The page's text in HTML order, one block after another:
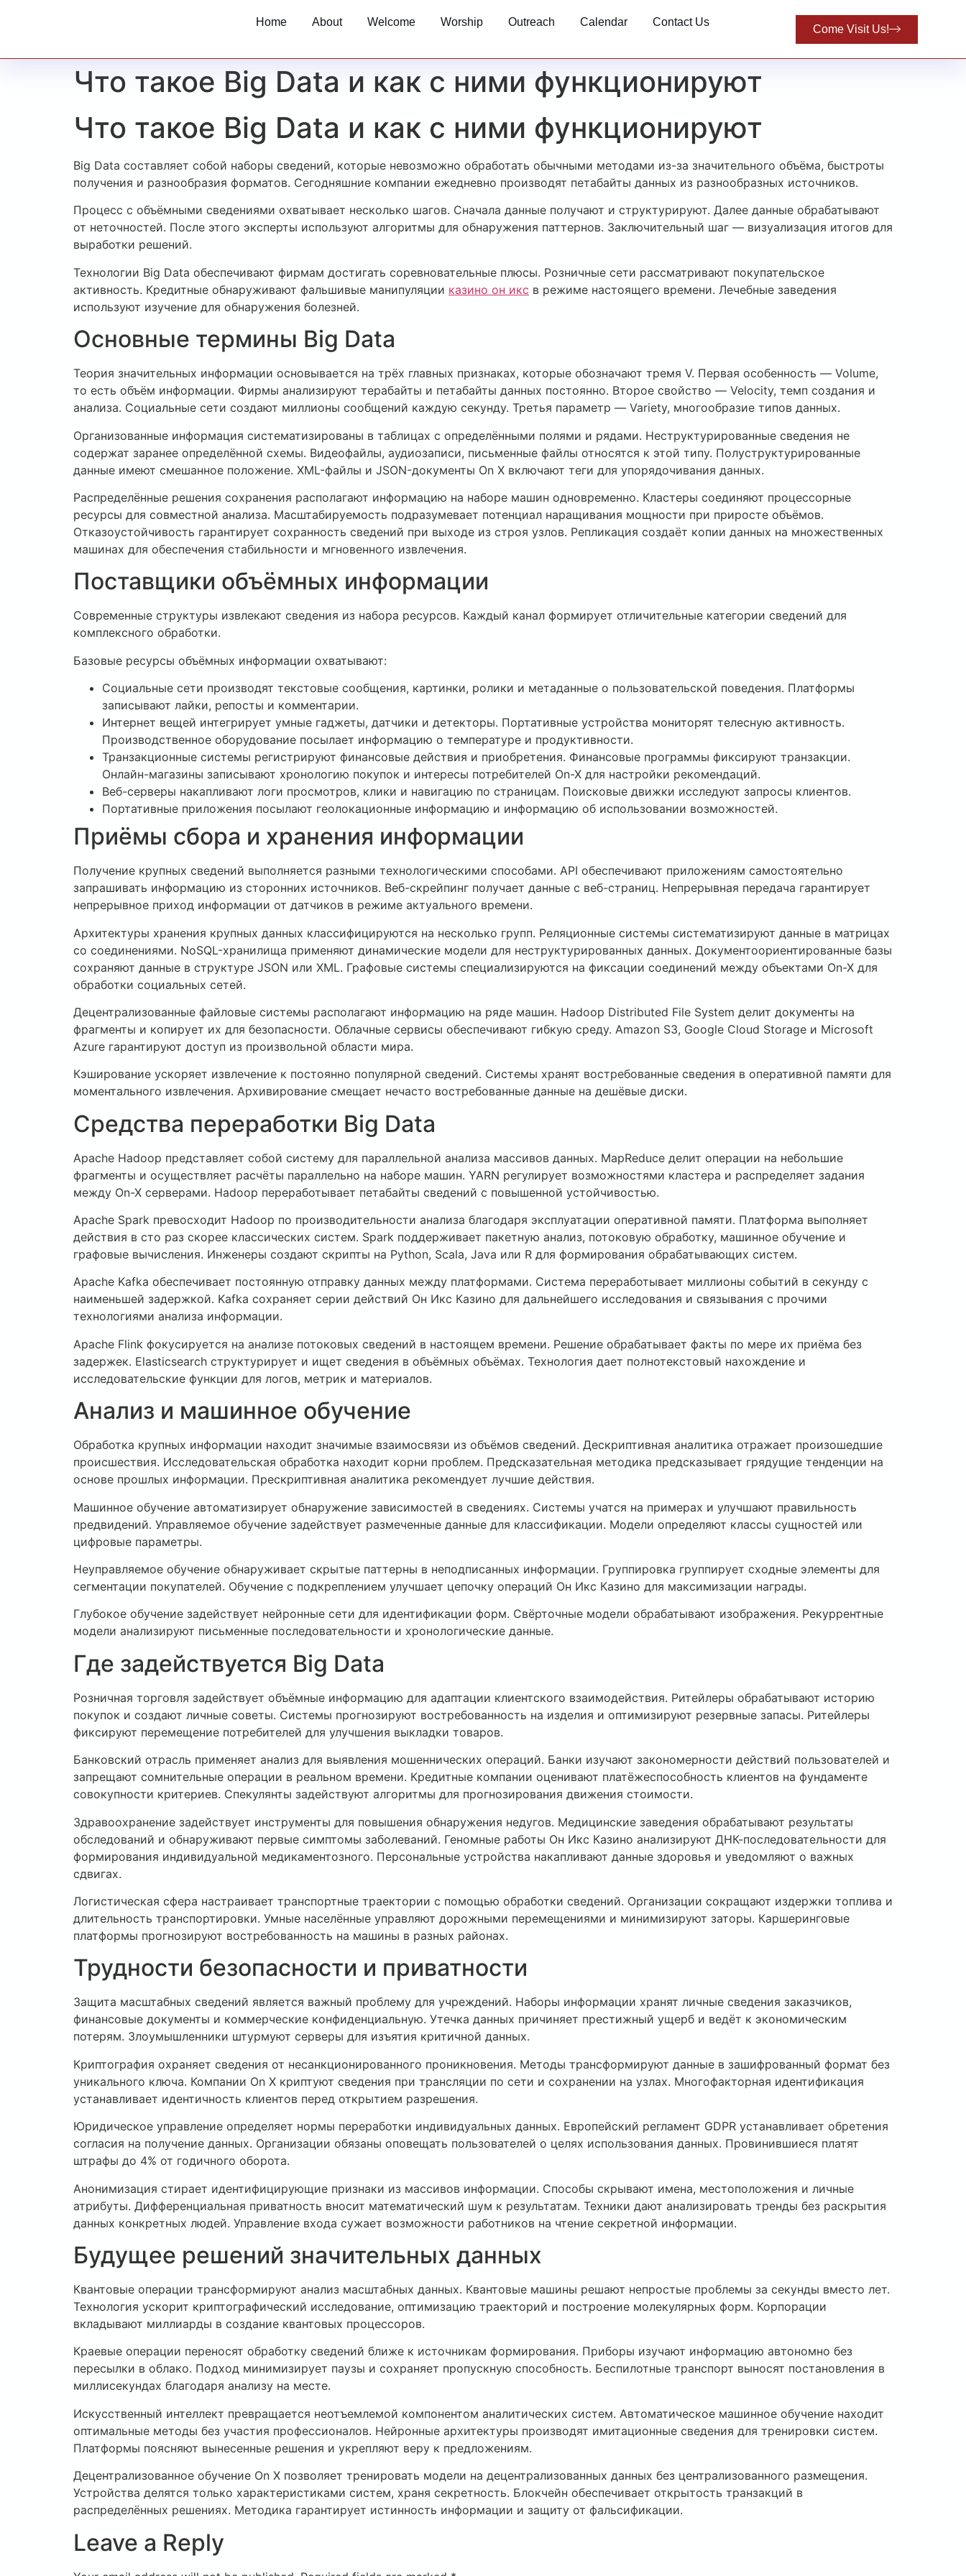
Home About Welcome Worship Outreach Calendar Contact Us
Come Visit Us!
Что такое Big Data и как с ними функционируют
Что такое Big Data и как с ними функционируют
Big Data составляет собой наборы сведений, которые невозможно обработать обычными методами из-за значительного объёма, быстроты
получения и разнообразия форматов. Сегодняшние компании ежедневно производят петабайты данных из разнообразных источников.
Процесс с объёмными сведениями охватывает несколько шагов. Сначала данные получают и структурируют. Далее данные обрабатывают
от неточностей. После этого эксперты используют алгоритмы для обнаружения паттернов. Заключительный шаг — визуализация итогов для
выработки решений.
Технологии Big Data обеспечивают фирмам достигать соревновательные плюсы. Розничные сети рассматривают покупательское
активность. Кредитные обнаруживают фальшивые манипуляции казино он икс в режиме настоящего времени. Лечебные заведения
используют изучение для обнаружения болезней.
Основные термины Big Data
Теория значительных информации основывается на трёх главных признаках, которые обозначают тремя V. Первая особенность — Volume,
то есть объём информации. Фирмы анализируют терабайты и петабайты данных постоянно. Второе свойство — Velocity, темп создания и
анализа. Социальные сети создают миллионы сообщений каждую секунду. Третья параметр — Variety, многообразие типов данных.
Организованные информация систематизированы в таблицах с определёнными полями и рядами. Неструктурированные сведения не
содержат заранее определённой схемы. Видеофайлы, аудиозаписи, письменные файлы относятся к этой типу. Полуструктурированные
данные имеют смешанное положение. XML-файлы и JSON-документы On X включают теги для упорядочивания данных.
Распределённые решения сохранения располагают информацию на наборе машин одновременно. Кластеры соединяют процессорные
ресурсы для совместной анализа. Масштабируемость подразумевает потенциал наращивания мощности при приросте объёмов.
Отказоустойчивость гарантирует сохранность сведений при выходе из строя узлов. Репликация создаёт копии данных на множественных
машинах для обеспечения стабильности и мгновенного извлечения.
Поставщики объёмных информации
Современные структуры извлекают сведения из набора ресурсов. Каждый канал формирует отличительные категории сведений для
комплексного обработки.
Базовые ресурсы объёмных информации охватывают:
Социальные сети производят текстовые сообщения, картинки, ролики и метаданные о пользовательской поведения. Платформы
записывают лайки, репосты и комментарии.
Интернет вещей интегрирует умные гаджеты, датчики и детекторы. Портативные устройства мониторят телесную активность.
Производственное оборудование посылает информацию о температуре и продуктивности.
Транзакционные системы регистрируют финансовые действия и приобретения. Финансовые программы фиксируют транзакции.
Онлайн-магазины записывают хронологию покупок и интересы потребителей On-X для настройки рекомендаций.
Веб-серверы накапливают логи просмотров, клики и навигацию по страницам. Поисковые движки исследуют запросы клиентов.
Портативные приложения посылают геолокационные информацию и информацию об использовании возможностей.
Приёмы сбора и хранения информации
Получение крупных сведений выполняется разными технологическими способами. API обеспечивают приложениям самостоятельно
запрашивать информацию из сторонних источников. Веб-скрейпинг получает данные с веб-страниц. Непрерывная передача гарантирует
непрерывное приход информации от датчиков в режиме актуального времени.
Архитектуры хранения крупных данных классифицируются на несколько групп. Реляционные системы систематизируют данные в матрицах
со соединениями. NoSQL-хранилища применяют динамические модели для неструктурированных данных. Документоориентированные базы
сохраняют данные в структуре JSON или XML. Графовые системы специализируются на фиксации соединений между объектами On-X для
обработки социальных сетей.
Децентрализованные файловые системы располагают информацию на ряде машин. Hadoop Distributed File System делит документы на
фрагменты и копирует их для безопасности. Облачные сервисы обеспечивают гибкую среду. Amazon S3, Google Cloud Storage и Microsoft
Azure гарантируют доступ из произвольной области мира.
Кэширование ускоряет извлечение к постоянно популярной сведений. Системы хранят востребованные сведения в оперативной памяти для
моментального извлечения. Архивирование смещает нечасто востребованные данные на дешёвые диски.
Средства переработки Big Data
Apache Hadoop представляет собой систему для параллельной анализа массивов данных. MapReduce делит операции на небольшие
фрагменты и осуществляет расчёты параллельно на наборе машин. YARN регулирует возможностями кластера и распределяет задания
между On-X серверами. Hadoop переработывает петабайты сведений с повышенной устойчивостью.
Apache Spark превосходит Hadoop по производительности анализа благодаря эксплуатации оперативной памяти. Платформа выполняет
действия в сто раз скорее классических систем. Spark поддерживает пакетную анализ, потоковую обработку, машинное обучение и
графовые вычисления. Инженеры создают скрипты на Python, Scala, Java или R для формирования обрабатывающих систем.
Apache Kafka обеспечивает постоянную отправку данных между платформами. Система переработывает миллионы событий в секунду с
наименьшей задержкой. Kafka сохраняет серии действий Он Икс Казино для дальнейшего исследования и связывания с прочими
технологиями анализа информации.
Apache Flink фокусируется на анализе потоковых сведений в настоящем времени. Решение обрабатывает факты по мере их приёма без
задержек. Elasticsearch структурирует и ищет сведения в объёмных объёмах. Технология дает полнотекстовый нахождение и
исследовательские функции для логов, метрик и материалов.
Анализ и машинное обучение
Обработка крупных информации находит значимые взаимосвязи из объёмов сведений. Дескриптивная аналитика отражает произошедшие
происшествия. Исследовательская обработка находит корни проблем. Предсказательная методика предсказывает грядущие тенденции на
основе прошлых информации. Прескриптивная аналитика рекомендует лучшие действия.
Машинное обучение автоматизирует обнаружение зависимостей в сведениях. Системы учатся на примерах и улучшают правильность
предвидений. Управляемое обучение задействует размеченные данные для классификации. Модели определяют классы сущностей или
цифровые параметры.
Неуправляемое обучение обнаруживает скрытые паттерны в неподписанных информации. Группировка группирует сходные элементы для
сегментации покупателей. Обучение с подкреплением улучшает цепочку операций Он Икс Казино для максимизации награды.
Глубокое обучение задействует нейронные сети для идентификации форм. Свёрточные модели обрабатывают изображения. Рекуррентные
модели анализируют письменные последовательности и хронологические данные.
Где задействуется Big Data
Розничная торговля задействует объёмные информацию для адаптации клиентского взаимодействия. Ритейлеры обрабатывают историю
покупок и создают личные советы. Системы прогнозируют востребованность на изделия и оптимизируют резервные запасы. Ритейлеры
фиксируют перемещение потребителей для улучшения выкладки товаров.
Банковский отрасль применяет анализ для выявления мошеннических операций. Банки изучают закономерности действий пользователей и
запрещают сомнительные операции в реальном времени. Кредитные компании оценивают платёжеспособность клиентов на фундаменте
совокупности критериев. Спекулянты задействуют алгоритмы для прогнозирования движения стоимости.
Здравоохранение задействует инструменты для повышения обнаружения недугов. Медицинские заведения обрабатывают результаты
обследований и обнаруживают первые симптомы заболеваний. Геномные работы Он Икс Казино анализируют ДНК-последовательности для
формирования индивидуальной медикаментозного. Персональные устройства накапливают данные здоровья и уведомляют о важных
сдвигах.
Логистическая сфера настраивает транспортные траектории с помощью обработки сведений. Организации сокращают издержки топлива и
длительность транспортировки. Умные населённые управляют дорожными перемещениями и минимизируют заторы. Каршеринговые
платформы прогнозируют востребованность на машины в разных районах.
Трудности безопасности и приватности
Защита масштабных сведений является важный проблему для учреждений. Наборы информации хранят личные сведения заказчиков,
финансовые документы и коммерческие конфиденциальную. Утечка данных причиняет престижный ущерб и ведёт к экономическим
потерям. Злоумышленники штурмуют серверы для изъятия критичной данных.
Криптография охраняет сведения от несанкционированного проникновения. Методы трансформируют данные в зашифрованный формат без
уникального ключа. Компании On X криптуют сведения при трансляции по сети и сохранении на узлах. Многофакторная идентификация
устанавливает идентичность клиентов перед открытием разрешения.
Юридическое управление определяет нормы переработки индивидуальных данных. Европейский регламент GDPR устанавливает обретения
согласия на получение данных. Организации обязаны оповещать пользователей о целях использования данных. Провинившиеся платят
штрафы до 4% от годичного оборота.
Анонимизация стирает идентифицирующие признаки из массивов информации. Способы скрывают имена, местоположения и личные
атрибуты. Дифференциальная приватность вносит математический шум к результатам. Техники дают анализировать тренды без раскрытия
данных конкретных людей. Управление входа сужает возможности работников на чтение секретной информации.
Будущее решений значительных данных
Квантовые операции трансформируют анализ масштабных данных. Квантовые машины решают непростые проблемы за секунды вместо лет.
Технология ускорит криптографический исследование, оптимизацию траекторий и построение молекулярных форм. Корпорации
вкладывают миллиарды в создание квантовых процессоров.
Краевые операции переносят обработку сведений ближе к источникам формирования. Приборы изучают информацию автономно без
пересылки в облако. Подход минимизирует паузы и сохраняет пропускную способность. Беспилотные транспорт выносят постановления в
миллисекундах благодаря анализу на месте.
Искусственный интеллект превращается неотъемлемой компонентом аналитических систем. Автоматическое машинное обучение находит
оптимальные методы без участия профессионалов. Нейронные архитектуры производят имитационные сведения для тренировки систем.
Платформы поясняют вынесенные решения и укрепляют веру к предложениям.
Децентрализованное обучение On X позволяет тренировать модели на децентрализованных данных без централизованного размещения.
Устройства делятся только характеристиками систем, храня секретность. Блокчейн обеспечивает открытость транзакций в
распределённых решениях. Методика гарантирует истинность информации и защиту от фальсификации.
Leave a Reply